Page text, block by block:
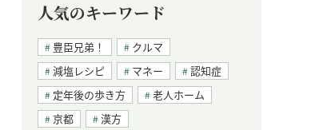
人気のキーワード
豊臣兄弟！
クルマ
減塩レシピ
マネー
認知症
定年後の歩き方
老人ホーム
京都
漢方